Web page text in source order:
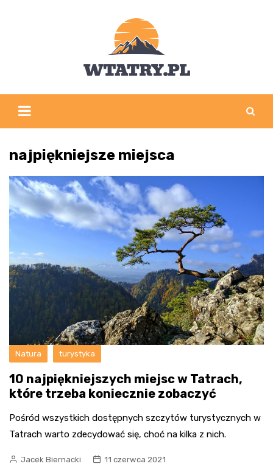
najpiękniejsze miejsca
Natura turystyka
10 najpiękniejszych miejsc w Tatrach,
które trzeba koniecznie zobaczyć
Pośród wszystkich dostępnych szczytów turystycznych w
Tatrach warto zdecydować się, choć na kilka z nich.
Jacek Biernacki 11 czerwca 2021